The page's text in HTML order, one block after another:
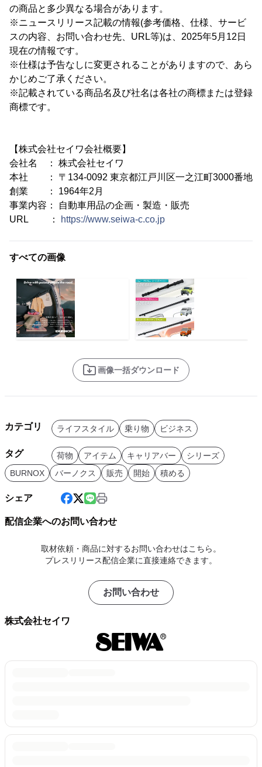
の商品と多少異なる場合があります。
※ニュースリリース記載の情報(参考価格、仕様、サービ
スの内容、お問い合わせ先、URL等)は、2025年5月12日
現在の情報です。
※仕様は予告なしに変更されることがありますので、あら
かじめご了承ください。
※記載されている商品名及び社名は各社の商標または登録
商標です。
【株式会社セイワ会社概要】
会社名 ： 株式会社セイワ
本社 ： 〒134-0092 東京都江戸川区一之江町3000番地
創業 ： 1964年2月
事業内容： 自動車用品の企画・製造・販売
URL ：
https://www.seiwa-c.co.jp
すべての画像
画像一括ダウンロード
カテゴリ ライフスタイル 乗り物 ビジネス
タグ 荷物 アイテム キャリアバー
シリーズ
BURNOX
バーノクス 販売 開始 積める
シェア
配信企業へのお問い合わせ
取材依頼・商品に対するお問い合わせはこちら。
プレスリリース配信企業に直接連絡できます。
お問い合わせ
株式会社セイワ